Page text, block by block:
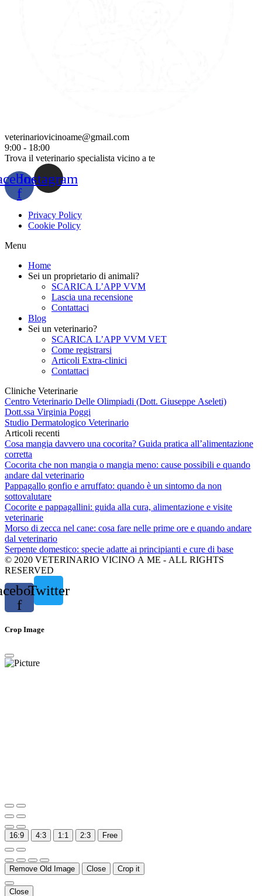
veterinariovicinoame@gmail.com
9:00 - 18:00
Trova il veterinario specialista vicino a te
f
Instagram
Privacy Policy
Cookie Policy
Menu
Home
Sei un proprietario di animali?
SCARICA L’APP VVM
Lascia una recensione
Contattaci
Blog
Sei un veterinario?
SCARICA L’APP VVM VET
Come registrarsi
Articoli Extra-clinici
Contattaci
Cliniche Veterinarie
Centro Veterinario Delle Olimpiadi (Dott. Giuseppe Aseleti)
Dott.ssa Virginia Poggi
Studio Dermatologico Veterinario
Articoli recenti
Cosa mangia davvero una cocorita? Guida pratica all’alimentazione
corretta
Cocorita che non mangia o mangia meno: cause possibili e quando
andare dal veterinario
Pappagallo gonfio e arruffato: quando è un sintomo da non
sottovalutare
Cocorite e pappagallini: guida alla cura, alimentazione e visite
veterinarie
Morso di zecca nel cane: cosa fare nelle prime ore e quando andare
dal veterinario
Serpente domestico: specie adatte ai principianti e cure di base
© 2020 VETERINARIO VICINO A ME - ALL RIGHTS
RESERVED
f
Twitter
Crop Image
16:9 4:3 1:1 2:3 Free
Remove Old Image Close Crop it
Close